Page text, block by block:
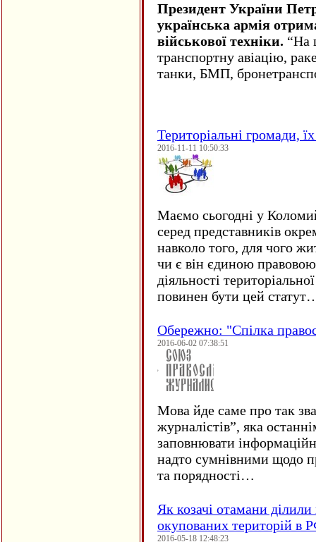
Президент України
українська армія
військової техніки. “На
транспортну авіацію,
танки, БМП,
Територіальні громади,
2016-11-11 10:50:33
Маємо сьогодні у
серед представників
навколо того, для чого
чи є він єдиною
діяльності
повинен бути цей
Обережно: "Спілка
2016-06-02 07:38:51
Мова йде саме про так
журналістів”, яка
заповнювати
надто сумнівними щодо
та порядності…
Як козачі отамани
окупованих територій в
2016-05-18 12:48:23